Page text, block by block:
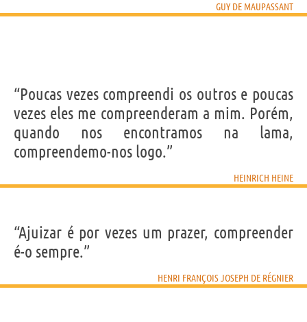
GUY DE MAUPASSANT
“Poucas vezes compreendi os outros e poucas
vezes eles me compreenderam a mim. Porém,
quando nos encontramos na lama,
compreendemo-nos logo.”
HEINRICH HEINE
“Ajuizar é por vezes um prazer, compreender
é-o sempre.”
HENRI FRANÇOIS JOSEPH DE RÉGNIER